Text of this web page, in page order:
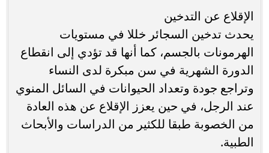
الإقلاع عن التدخين
يحدث تدخين السجائر خللا في مستويات
الهرمونات بالجسم، كما أنها قد تؤدي إلى انقطاع
الدورة الشهرية في سن مبكرة لدى النساء
وتراجع جودة وتعداد الحيوانات في السائل المنوي
عند الرجل، في حين يعزز الإقلاع عن هذه العادة
من الخصوبة طبقا للكثير من الدراسات والأبحاث
الطبية.